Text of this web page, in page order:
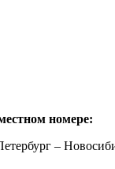
номере:
–